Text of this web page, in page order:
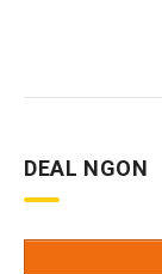
DEAL NGON